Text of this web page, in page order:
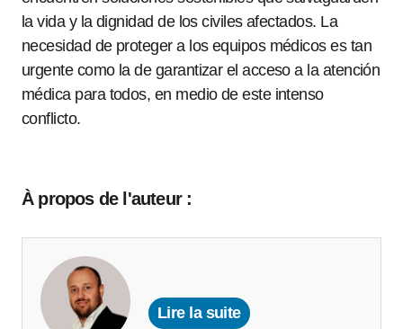
la vida y la dignidad de los civiles afectados. La
necesidad de proteger a los equipos médicos es tan
urgente como la de garantizar el acceso a la atención
médica para todos, en medio de este intenso
conflicto.
À propos de l'auteur :
Lire la suite